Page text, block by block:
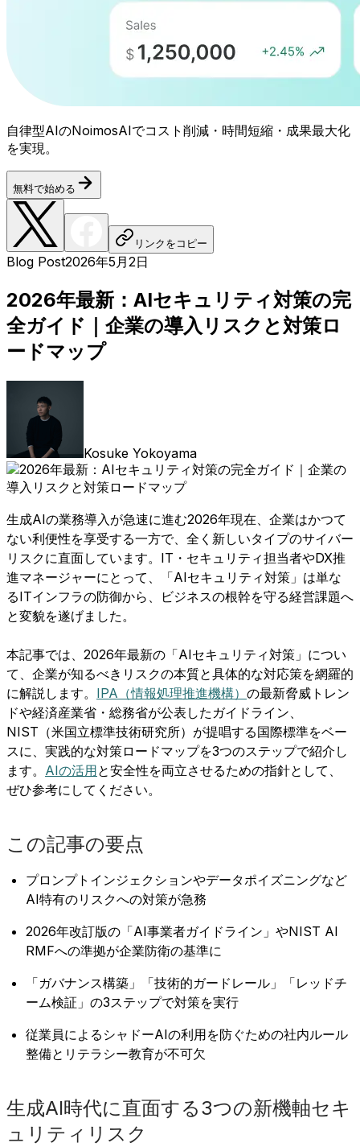
自律型AIのNoimosAIでコスト削減・時間短縮・成果最大化
を実現。
無料で始める
リンクをコピー
Blog Post2026年5月2日
2026年最新：AIセキュリティ対策の完
全ガイド｜企業の導入リスクと対策ロ
ードマップ
Kosuke Yokoyama
生成AIの業務導入が急速に進む2026年現在、企業はかつて
ない利便性を享受する一方で、全く新しいタイプのサイバー
リスクに直面しています。IT・セキュリティ担当者やDX推
進マネージャーにとって、「AIセキュリティ対策」は単な
るITインフラの防御から、ビジネスの根幹を守る経営課題へ
と変貌を遂げました。
本記事では、2026年最新の「AIセキュリティ対策」につい
て、企業が知るべきリスクの本質と具体的な対応策を網羅的
に解説します。 IPA（情報処理推進機構） の最新脅威トレン
ドや経済産業省・総務省が公表したガイドライン、
NIST（米国立標準技術研究所）が提唱する国際標準をベー
スに、実践的な対策ロードマップを3つのステップで紹介し
ます。 AIの活用と安全性を両立させるための指針として、
ぜひ参考にしてください。
この記事の要点
プロンプトインジェクションやデータポイズニングなど
AI特有のリスクへの対策が急務
2026年改訂版の「AI事業者ガイドライン」やNIST AI
RMFへの準拠が企業防衛の基準に
「ガバナンス構築」「技術的ガードレール」「レッドチ
ーム検証」の3ステップで対策を実行
従業員によるシャドーAIの利用を防ぐための社内ルール
整備とリテラシー教育が不可欠
生成AI時代に直面する3つの新機軸セキ
ュリティリスク